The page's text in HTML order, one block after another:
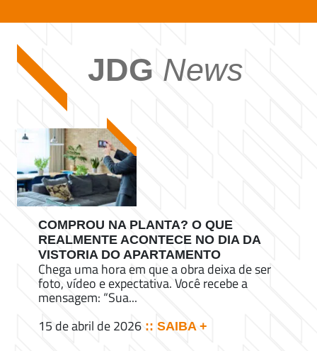
JDG News
COMPROU NA PLANTA? O QUE
REALMENTE ACONTECE NO DIA DA
VISTORIA DO APARTAMENTO
Chega uma hora em que a obra deixa de ser
foto, vídeo e expectativa. Você recebe a
mensagem: “Sua...
15 de abril de 2026 :: SAIBA +